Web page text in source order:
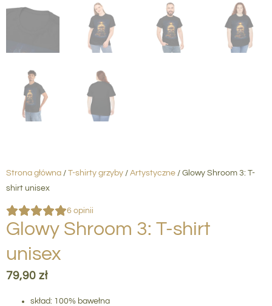
Strona główna / T-shirty grzyby / Artystyczne / Glowy Shroom 3: T-
shirt unisex
6 opinii
Glowy Shroom 3: T-shirt
unisex
79,90 zł
skład: 100% bawełna